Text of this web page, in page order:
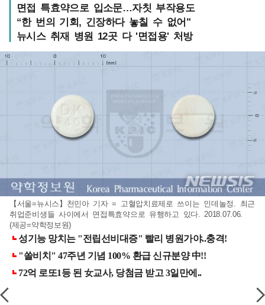
면접 특효약으로 입소문…자칫 부작용도
“한 번의 기회, 긴장하다 놓칠 수 없어"
뉴시스 취재 병원 12곳 다 '면접용' 처방
【서울=뉴시스】천민아 기자 = 고혈압치료제로 쓰이는 인데놀정. 최근
취업준비생들 사이에서 면접특효약으로 유행하고 있다. 2018.07.06.
(제공=약학정보원)